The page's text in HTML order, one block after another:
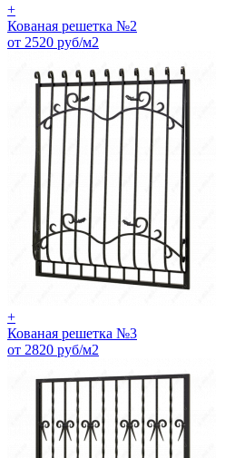
+
Кованая решетка №2
от 2520 руб/м2
+
Кованая решетка №3
от 2820 руб/м2